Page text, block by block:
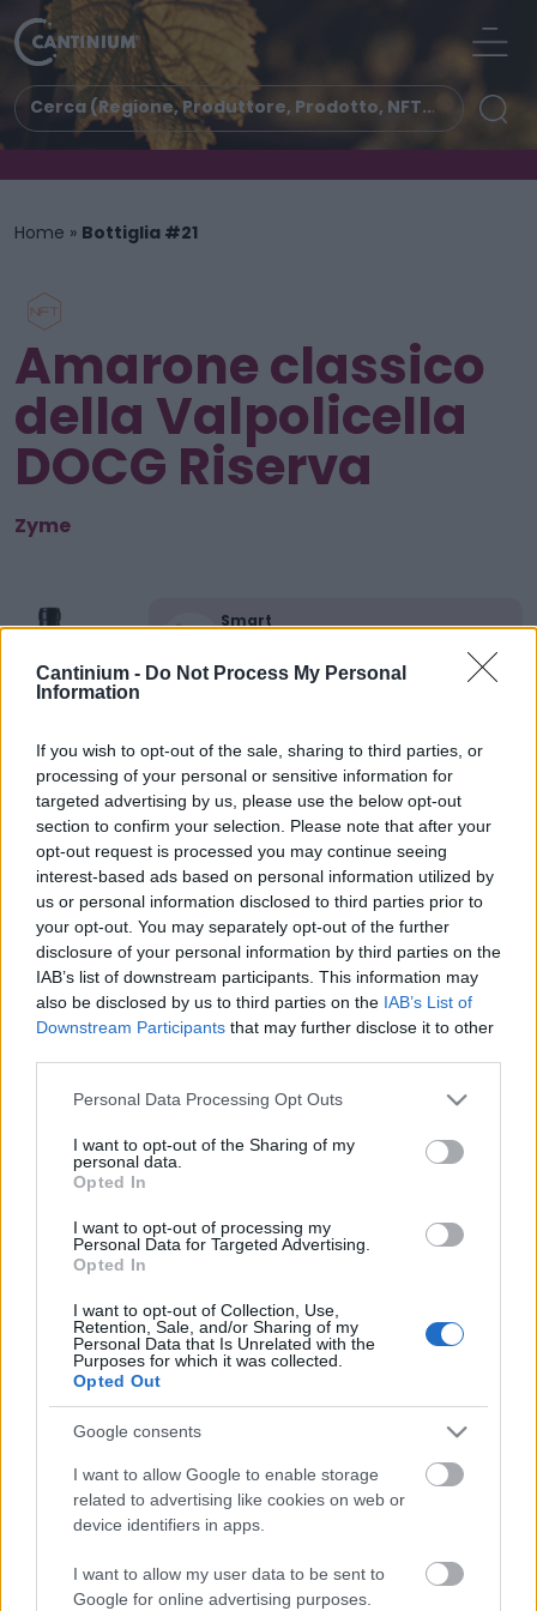
Cantinium - Do Not Process My Personal
Information
If you wish to opt-out of the sale, sharing to third parties, or
processing of your personal or sensitive information for
targeted advertising by us, please use the below opt-out
section to confirm your selection. Please note that after your
opt-out request is processed you may continue seeing
interest-based ads based on personal information utilized by
us or personal information disclosed to third parties prior to
your opt-out. You may separately opt-out of the further
disclosure of your personal information by third parties on the
IAB’s list of downstream participants. This information may
also be disclosed by us to third parties on the IAB’s List of
Downstream Participants that may further disclose it to other
Please note that this website/app uses one or more Google
not limited to your visit or usage behaviour. You may click to
grant or deny consent to Google and its third-party tags to
use your data for below specified purposes in below Google
consent section.
Personal Data Processing Opt Outs
I want to opt-out of the Sharing of my
personal data.
Opted In
I want to opt-out of processing my
Personal Data for Targeted Advertising.
Opted In
I want to opt-out of Collection, Use,
Retention, Sale, and/or Sharing of my
Personal Data that Is Unrelated with the
Purposes for which it was collected.
Opted Out
Google consents
I want to allow Google to enable storage
related to advertising like cookies on web or
device identifiers in apps.
I want to allow my user data to be sent to
Google for online advertising purposes.
Home » Bottiglia #21
Amarone classico
della Valpolicella
DOCG Riserva
Zyme
Smart
0x4CE...2337d
Proprietario
NFT
Token
Metadati NFT
QmR6q...zLx4Vyhoy
Standard
ERC 721
Blockchain
Polygon
Stato
stoccaggio
Scadenza
CARATTERISTICHE
Amarone della
Valpolicella Riserva
DOCG
CRU
Tipologia
Vino
Uvaggio
Rondinella 15.0%,
Corvinone 30.0%, Oseleta
Regione
Veneto
Temperatura di
servizio
0.75 L
Cassa in legno